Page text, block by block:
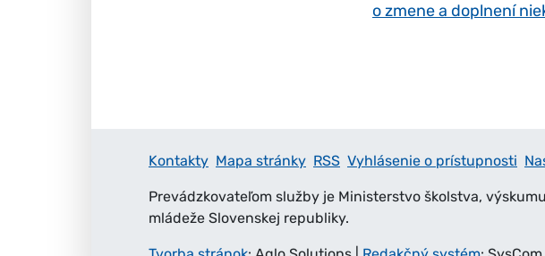
o zmene a doplnení
Kontakty Mapa stránky RSS Vyhlásenie o prístupnosti
Prevádzkovateľom služby je Ministerstvo školstva,
mládeže Slovenskej republiky.